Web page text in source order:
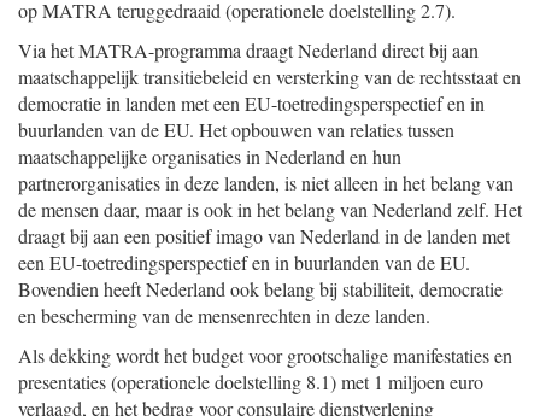
op MATRA teruggedraaid (operationele doelstelling 2.7).
Via het MATRA-programma draagt Nederland direct bij aan
maatschappelijk transitiebeleid en versterking van de rechtsstaat en
democratie in landen met een EU-toetredingsperspectief en in
buurlanden van de EU. Het opbouwen van relaties tussen
maatschappelijke organisaties in Nederland en hun
partnerorganisaties in deze landen, is niet alleen in het belang van
de mensen daar, maar is ook in het belang van Nederland zelf. Het
draagt bij aan een positief imago van Nederland in de landen met
een EU-toetredingsperspectief en in buurlanden van de EU.
Bovendien heeft Nederland ook belang bij stabiliteit, democratie
en bescherming van de mensenrechten in deze landen.
Als dekking wordt het budget voor grootschalige manifestaties en
presentaties (operationele doelstelling 8.1) met 1 miljoen euro
verlaagd, en het bedrag voor consulaire dienstverlening